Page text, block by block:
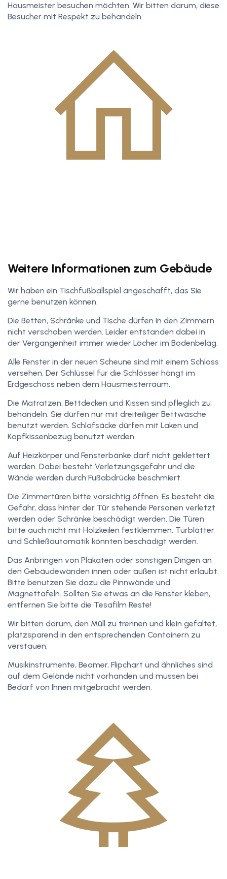
Hausmeister besuchen möchten. Wir bitten darum, diese
Besucher mit Respekt zu behandeln.
Weitere Informationen zum Gebäude
Wir haben ein Tischfußballspiel angeschafft, das Sie
gerne benutzen können.
Die Betten, Schränke und Tische dürfen in den Zimmern
nicht verschoben werden. Leider entstanden dabei in
der Vergangenheit immer wieder Löcher im Bodenbelag.
Alle Fenster in der neuen Scheune sind mit einem Schloss
versehen. Der Schlüssel für die Schlösser hängt im
Erdgeschoss neben dem Hausmeisterraum.
Die Matratzen, Bettdecken und Kissen sind pfleglich zu
behandeln. Sie dürfen nur mit dreiteiliger Bettwäsche
benutzt werden. Schlafsäcke dürfen mit Laken und
Kopfkissenbezug benutzt werden.
Auf Heizkörper und Fensterbänke darf nicht geklettert
werden. Dabei besteht Verletzungsgefahr und die
Wände werden durch Fußabdrücke beschmiert.
Die Zimmertüren bitte vorsichtig öffnen. Es besteht die
Gefahr, dass hinter der Tür stehende Personen verletzt
werden oder Schränke beschädigt werden. Die Türen
bitte auch nicht mit Holzkeilen festklemmen. Türblätter
und Schließautomatik könnten beschädigt werden.
Das Anbringen von Plakaten oder sonstigen Dingen an
den Gebäudewänden innen oder außen ist nicht erlaubt.
Bitte benutzen Sie dazu die Pinnwände und
Magnettafeln. Sollten Sie etwas an die Fenster kleben,
entfernen Sie bitte die Tesafilm Reste!
Wir bitten darum, den Müll zu trennen und klein gefaltet,
platzsparend in den entsprechenden Containern zu
verstauen.
Musikinstrumente, Beamer, Flipchart und ähnliches sind
auf dem Gelände nicht vorhanden und müssen bei
Bedarf von Ihnen mitgebracht werden.